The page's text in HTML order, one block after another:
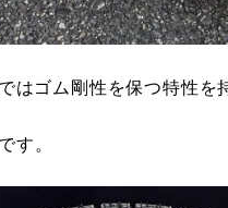
はゴム剛性を保つ特性を
。